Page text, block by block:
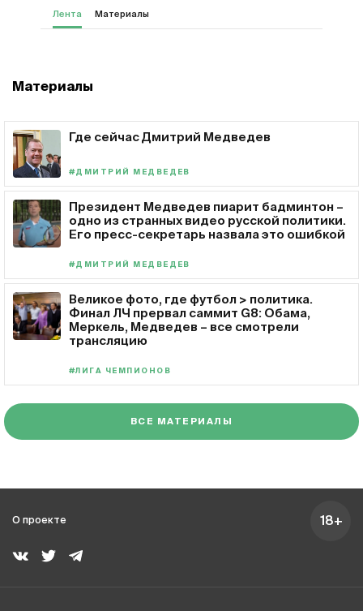
Лента Материалы
Материалы
Где сейчас Дмитрий Медведев
#ДМИТРИЙ МЕДВЕДЕВ
Президент Медведев пиарит бадминтон –
одно из странных видео русской политики.
Его пресс-секретарь назвала это ошибкой
#ДМИТРИЙ МЕДВЕДЕВ
Великое фото, где футбол > политика.
Финал ЛЧ прервал саммит G8: Обама,
Меркель, Медведев – все смотрели
трансляцию
#ЛИГА ЧЕМПИОНОВ
ВСЕ МАТЕРИАЛЫ
О проекте 18+